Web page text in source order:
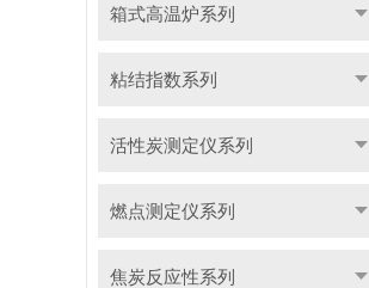
箱式高温炉系列
粘结指数系列
活性炭测定仪系列
燃点测定仪系列
焦炭反应性系列